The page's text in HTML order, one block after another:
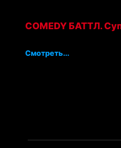
COMEDY БАТТЛ.
Смотреть...